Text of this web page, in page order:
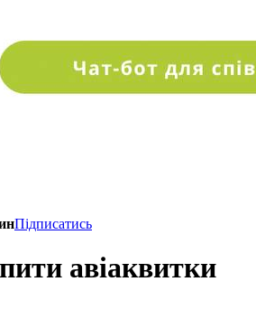
Пiдписатись
авіаквитки